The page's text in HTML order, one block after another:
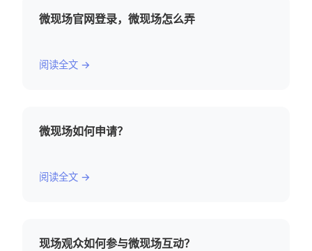
微现场官网登录，微现场怎么弄
阅读全文 →
微现场如何申请？
阅读全文 →
现场观众如何参与微现场互动？